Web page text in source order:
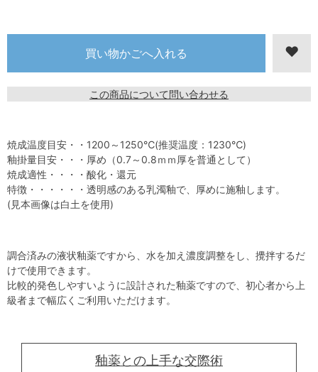
この商品について問い合わせる
焼成温度目安・・1200～1250℃(推奨温度：1230℃)
釉掛量目安・・・厚め（0.7～0.8ｍｍ厚を普通として）
焼成適性・・・・酸化・還元
特徴・・・・・・透明感のある乳濁釉で、厚めに施釉します。
(見本画像は白土を使用)
調合済みの液状釉薬ですから、水を加え濃度調整をし、攪拌するだ
けで使用できます。
比較的発色しやすいように設計された釉薬ですので、初心者から上
級者まで幅広くご利用いただけます。
釉薬との上手な交際術